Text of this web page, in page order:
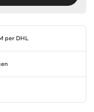
per DHL